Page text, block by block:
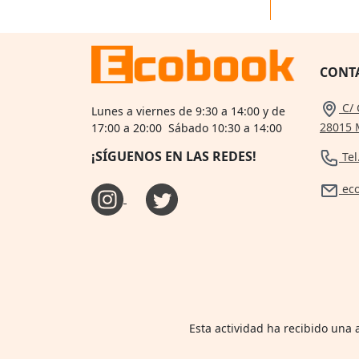
Lunes a viernes de 9:30 a 14:00 y de
17:00 a 20:00 Sábado 10:30 a 14:00
¡SÍGUENOS EN LAS REDES!
C/
28015
Esta actividad ha recibido